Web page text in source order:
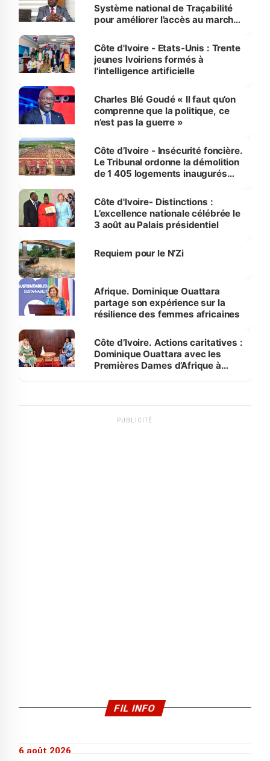
Système national de Traçabilité
pour améliorer l’accès au marché
Côte d'Ivoire - Etats-Unis : Trente
jeunes Ivoiriens formés à
l'intelligence artificielle
Charles Blé Goudé « Il faut qu’on
comprenne que la politique, ce
n’est pas la guerre »
Côte d’Ivoire - Insécurité foncière.
Le Tribunal ordonne la démolition
de 1 405 logements inaugurés
Bassam
Côte d'Ivoire- Distinctions :
L’excellence nationale célébrée le
3 août au Palais présidentiel
Requiem pour le N’Zi
Afrique. Dominique Ouattara
partage son expérience sur la
résilience des femmes africaines
Côte d’Ivoire. Actions caritatives :
Dominique Ouattara avec les
Premières Dames d’Afrique à
PUBLICITÉ
FIL INFO
6 août 2026